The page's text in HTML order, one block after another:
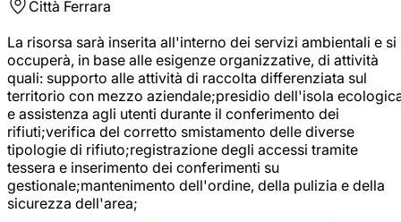
Città Ferrara
La risorsa sarà inserita all'interno dei servizi ambientali e si
occuperà, in base alle esigenze organizzative, di attività
quali: supporto alle attività di raccolta differenziata sul
territorio con mezzo aziendale;presidio dell'isola
e assistenza agli utenti durante il conferimento dei
rifiuti;verifica del corretto smistamento delle diverse
tipologie di rifiuto;registrazione degli accessi tramite
tessera e inserimento dei conferimenti su
gestionale;mantenimento dell'ordine, della pulizia e della
sicurezza dell'area;